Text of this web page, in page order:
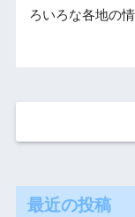
ろいろな各地の
最近の投稿